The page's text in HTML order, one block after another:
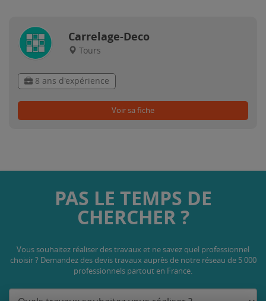
Carrelage-Deco
Tours
8 ans d'expérience
Voir sa fiche
PAS LE TEMPS DE
CHERCHER ?
Vous souhaitez réaliser des travaux et ne savez quel professionnel
choisir ? Demandez des devis travaux auprès de notre réseau de 5 000
professionnels partout en France.